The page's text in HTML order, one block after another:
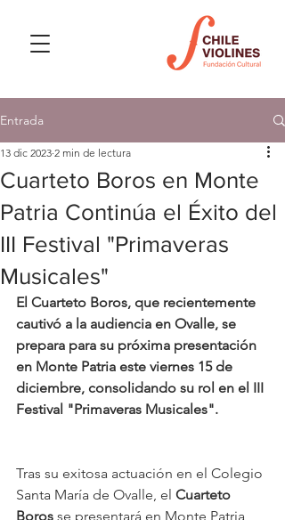
Entrada
Cuarteto Boros en Monte
Patria Continúa el Éxito del
III Festival "Primaveras
Musicales"
13 dic 2023 2 min de lectura
El Cuarteto Boros, que recientemente
cautivó a la audiencia en Ovalle, se
prepara para su próxima presentación
en Monte Patria este viernes 15 de
diciembre, consolidando su rol en el III
Festival "Primaveras Musicales".
Tras su exitosa actuación en el Colegio
Santa María de Ovalle, el Cuarteto
Boros se presentará en Monte Patria